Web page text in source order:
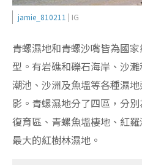
jamie_810211 | IG
青螺濕地和青螺沙嘴皆為國
型。有岩礁和礫石海岸、沙
潮池、沙洲及魚塭等各種濕
影。青螺濕地分了四區，分
復育區、青螺魚塭棲地、紅
最大的紅樹林濕地。